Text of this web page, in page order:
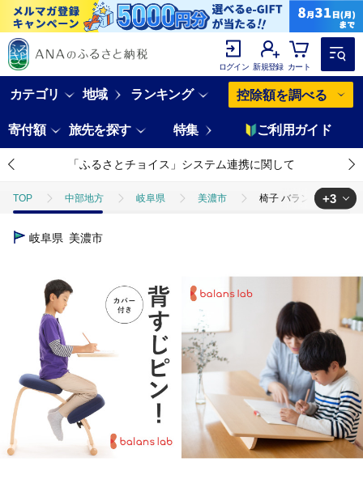
ログイン 新規登録 カート
カテゴリ 地域 ランキング 控除額を調べる
寄付額 旅先を探す 特集 ご利用ガイド
「ふるさとチョイス」システム連携に関して
TOP 中部地方 岐阜県 美濃市 椅子 バランスイージー
TOP
日用品・雑貨 ほかの雑貨・日用品
+3
岐阜県 美濃市